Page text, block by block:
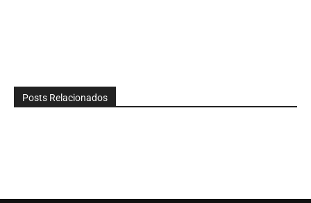
Posts Relacionados